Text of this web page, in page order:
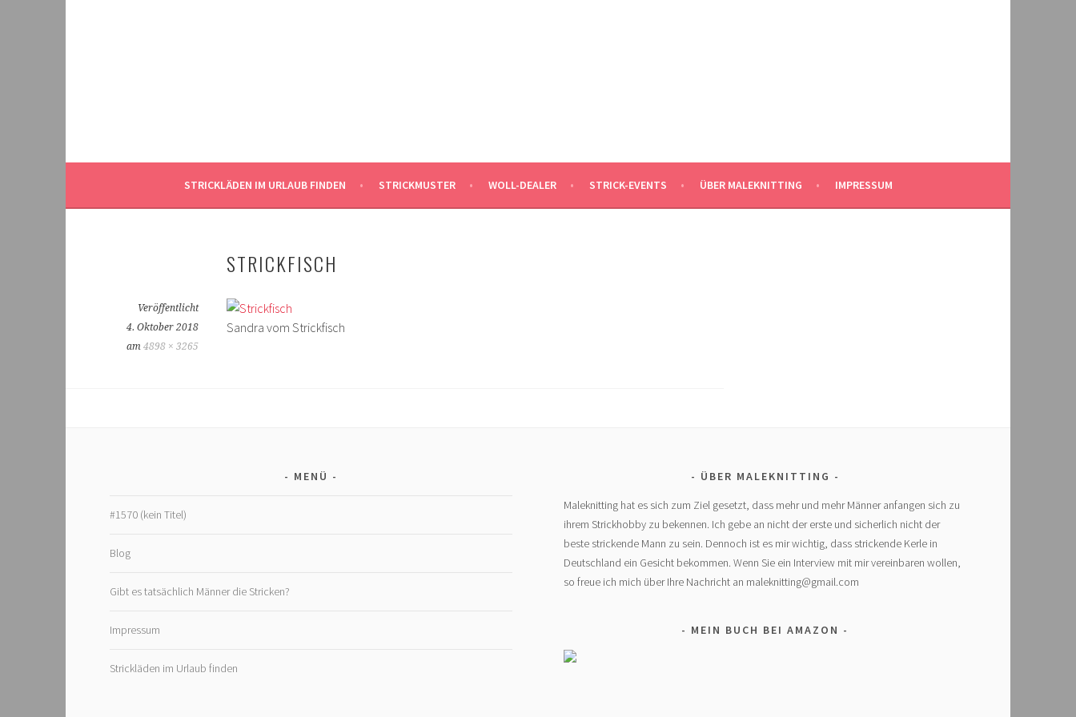
STRICKLÄDEN IM URLAUB FINDEN STRICKMUSTER WOLL-DEALER STRICK-EVENTS ÜBER MALEKNITTING IMPRESSUM
STRICKFISCH
Veröffentlicht
4. Oktober 2018
am 4898 × 3265
Sandra vom Strickfisch
MENÜ
#1570 (kein Titel)
Blog
Gibt es tatsächlich Männer die Stricken?
Impressum
Strickläden im Urlaub finden
ÜBER MALEKNITTING
Maleknitting hat es sich zum Ziel gesetzt, dass mehr und mehr Männer anfangen sich zu
ihrem Strickhobby zu bekennen. Ich gebe an nicht der erste und sicherlich nicht der
beste strickende Mann zu sein. Dennoch ist es mir wichtig, dass strickende Kerle in
Deutschland ein Gesicht bekommen. Wenn Sie ein Interview mit mir vereinbaren wollen,
so freue ich mich über Ihre Nachricht an maleknitting@gmail.com
MEIN BUCH BEI AMAZON